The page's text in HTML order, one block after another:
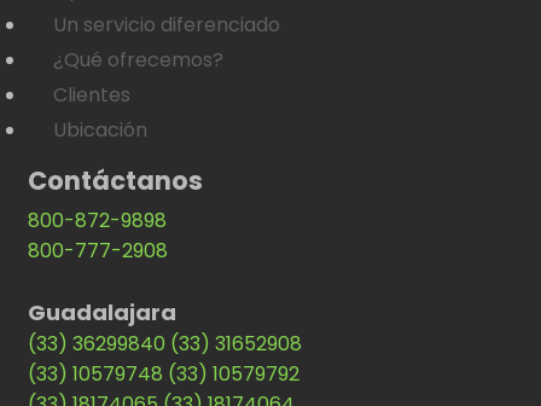
Un servicio diferenciado
¿Qué ofrecemos?
Clientes
Ubicación
Contáctanos
800-872-9898
800-777-2908
Guadalajara
(33) 36299840 (33) 31652908
(33) 10579748 (33) 10579792